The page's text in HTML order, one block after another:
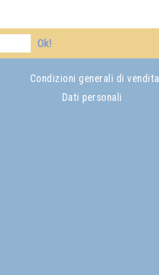
Ok!
Condizioni generali di vendita
Dati personali